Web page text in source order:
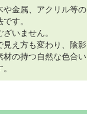
や金属、アクリル等の
す。
いません。
見え方も変わり、陰影
材の持つ自然な色合い